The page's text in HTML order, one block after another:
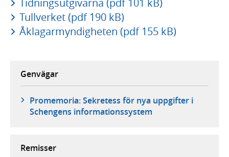
Tidningsutgivarna (pdf 101 kB)
Tullverket (pdf 190 kB)
Åklagarmyndigheten (pdf 155 kB)
Genvägar
Promemoria: Sekretess för nya uppgifter i
Schengens informationssystem
Remisser